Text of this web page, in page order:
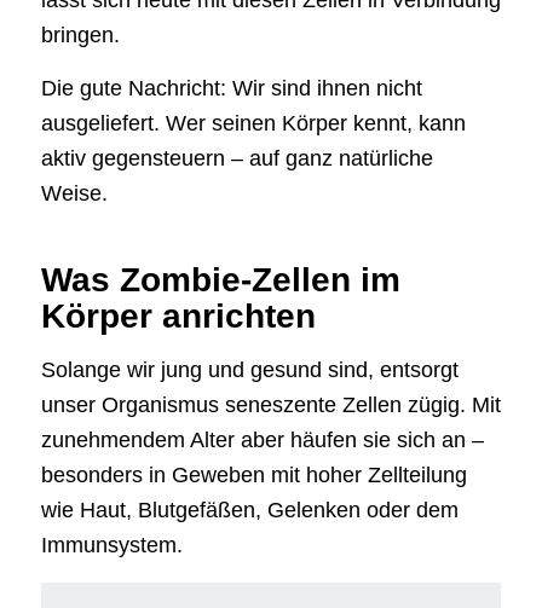
bringen.
Die gute Nachricht: Wir sind ihnen nicht
ausgeliefert. Wer seinen Körper kennt, kann
aktiv gegensteuern – auf ganz natürliche
Weise.
Was Zombie-Zellen im
Körper anrichten
Solange wir jung und gesund sind, entsorgt
unser Organismus seneszente Zellen zügig. Mit
zunehmendem Alter aber häufen sie sich an –
besonders in Geweben mit hoher Zellteilung
wie Haut, Blutgefäßen, Gelenken oder dem
Immunsystem.